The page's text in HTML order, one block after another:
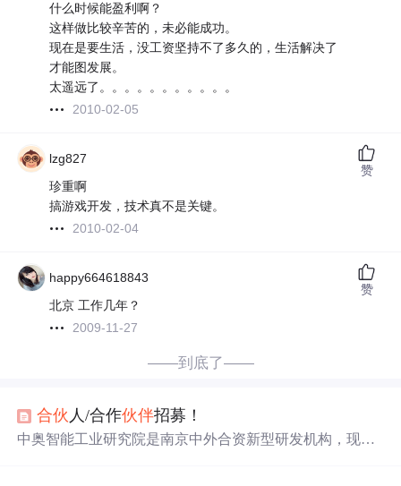
什么时候能盈利啊？
这样做比较辛苦的，未必能成功。
现在是要生活，没工资坚持不了多久的，生活解决了
才能图发展。
太遥远了。。。。。。。。。。。
2010-02-05
lzg827
珍重啊
搞游戏开发，技术真不是关键。
2010-02-04
赞
happy664618843
北京 工作几年？
2009-11-27
赞
——到底了——
合伙 人/合作伙伴招募！
中奥智能工业研究院是南京中外合资新型研发机构，现招